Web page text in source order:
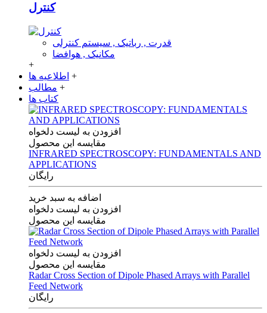
کنترل
قدرت , رباتیک , سیستم کنترلی
مکانیک , هوافضا
+
اطلاعیه ها +
مطالب +
کتاب ها
افزودن به لیست دلخواه
مقایسه این محصول
INFRARED SPECTROSCOPY: FUNDAMENTALS AND
APPLICATIONS
رایگان
اضافه به سبد خرید
افزودن به لیست دلخواه
مقایسه این محصول
افزودن به لیست دلخواه
مقایسه این محصول
Radar Cross Section of Dipole Phased Arrays with Parallel
Feed Network
رایگان